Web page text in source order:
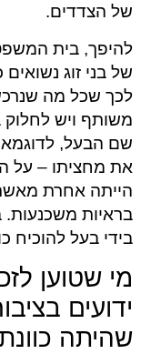
של הצדדים.
להיפך, בית
של בני זוג נשואים
לכך שכל מה שנרכש
משותף ויש לחלוק
שם הבעל,
את מחציתו – על
הייתה אחרת
בראיות
בידי בעל להוכיח
מי שטוען
ידועים
שהיתה